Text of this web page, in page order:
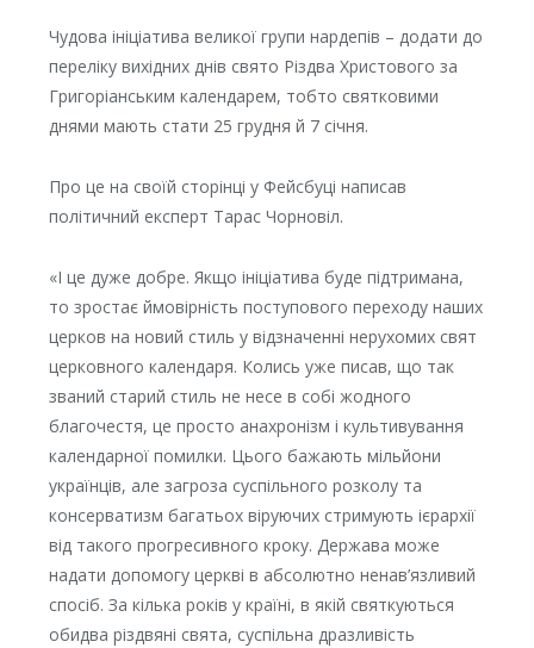
Чудова ініціатива великої групи нардепів – додати до
переліку вихідних днів свято Різдва Христового за
Григоріанським календарем, тобто святковими
днями мають стати 25 грудня й 7 січня.
Про це на своїй сторінці у Фейсбуці написав
політичний експерт Тарас Чорновіл.
«І це дуже добре. Якщо ініціатива буде підтримана,
то зростає ймовірність поступового переходу наших
церков на новий стиль у відзначенні нерухомих свят
церковного календаря. Колись уже писав, що так
званий старий стиль не несе в собі жодного
благочестя, це просто анахронізм і культивування
календарної помилки. Цього бажають мільйони
українців, але загроза суспільного розколу та
консерватизм багатьох віруючих стримують ієрархії
від такого прогресивного кроку. Держава може
надати допомогу церкві в абсолютно ненав’язливий
спосіб. За кілька років у країні, в якій святкуються
обидва різдвяні свята, суспільна дразливість